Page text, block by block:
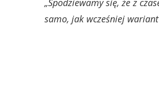
„Spodziewamy się, że z
samo, jak wcześniej